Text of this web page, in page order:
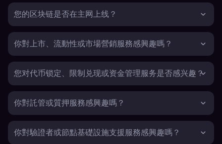
您的区块链是否在主网上线？
你對上市、流動性或市場營銷服務感興趣嗎？
您对代币锁定、限制兑现或资金管理服务是否感兴趣？
你對託管或質押服務感興趣嗎？
你對驗證者或節點基礎設施支援服務感興趣嗎？